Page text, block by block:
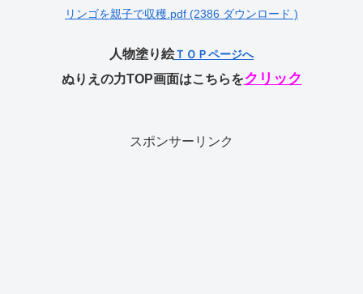
リンゴを親子で収穫.pdf (2386 ダウンロード )
人物塗り絵ＴＯＰページへ
ぬりえの力TOP画面はこちらをクリック
スポンサーリンク